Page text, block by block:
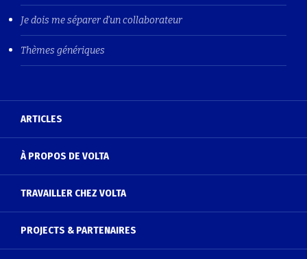
Je dois me séparer d'un collaborateur
Thèmes génériques
ARTICLES
À PROPOS DE VOLTA
TRAVAILLER CHEZ VOLTA
PROJECTS & PARTENAIRES